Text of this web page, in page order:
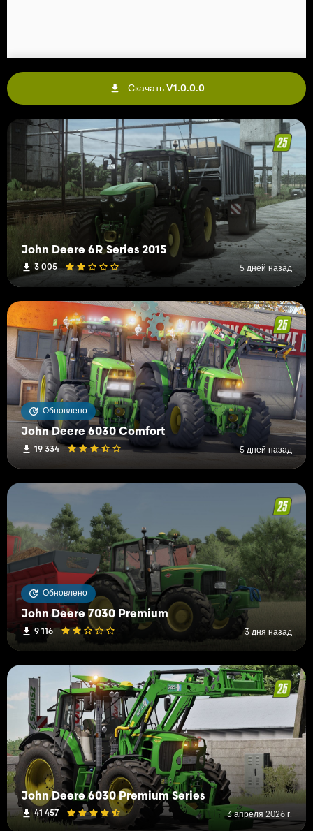
Скачать V1.0.0.0
John Deere 6R Series 2015
3 005 5 дней назад
Обновлено
John Deere 6030 Comfort
19 334 5 дней назад
Обновлено
John Deere 7030 Premium
9 116 3 дня назад
John Deere 6030 Premium Series
41 457 3 апреля 2026 г.